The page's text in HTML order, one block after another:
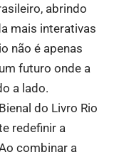
abrindo
mais interativas
não é apenas
futuro onde a
a lado.
do Livro Rio
redefinir a
combinar a